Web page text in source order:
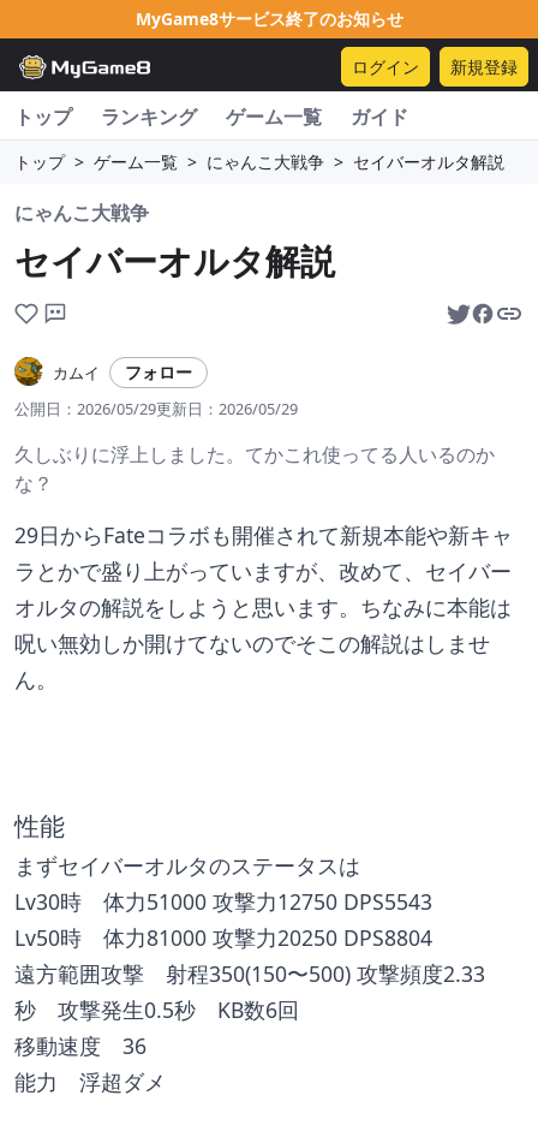
MyGame8サービス終了のお知らせ
ログイン 新規登録
トップ ランキング ゲーム一覧 ガイド
トップ > ゲーム一覧 > にゃんこ大戦争 > セイバーオルタ解説
にゃんこ大戦争
セイバーオルタ解説
カムイ フォロー
公開日： 2026/05/29更新日： 2026/05/29
久しぶりに浮上しました。てかこれ使ってる人いるのか
な？
29日からFateコラボも開催されて新規本能や新キャ
ラとかで盛り上がっていますが、改めて、セイバー
オルタの解説をしようと思います。ちなみに本能は
呪い無効しか開けてないのでそこの解説はしませ
ん。
性能
まずセイバーオルタのステータスは
Lv30時　体力51000 攻撃力12750 DPS5543
Lv50時　体力81000 攻撃力20250 DPS8804
遠方範囲攻撃　射程350(150〜500) 攻撃頻度2.33
秒　攻撃発生0.5秒　KB数6回
移動速度　36
能力　浮超ダメ